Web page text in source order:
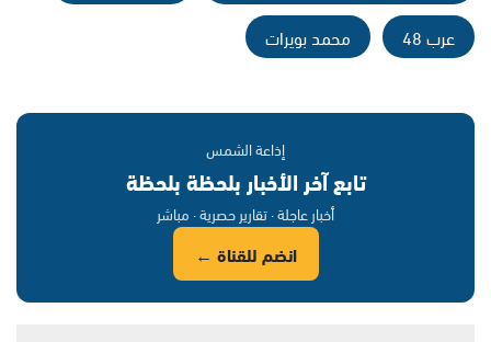
عرب 48 محمد بويرات
إذاعة الشمس
تابع آخر الأخبار بلحظة بلحظة
أخبار عاجلة · تقارير حصرية · مباشر
انضم للقناة ←